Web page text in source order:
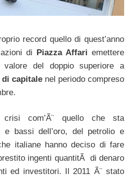
record quello di quest’anno
di Piazza Affari emettere
valore del doppio superiore a
di capitale nel periodo compreso
com’Ã¨ quello che sta
e bassi dell’oro, del petrolio e
italiane hanno deciso di fare
ingenti quantitÃ di denaro
ed investitori. Il 2011 Ã¨ stato